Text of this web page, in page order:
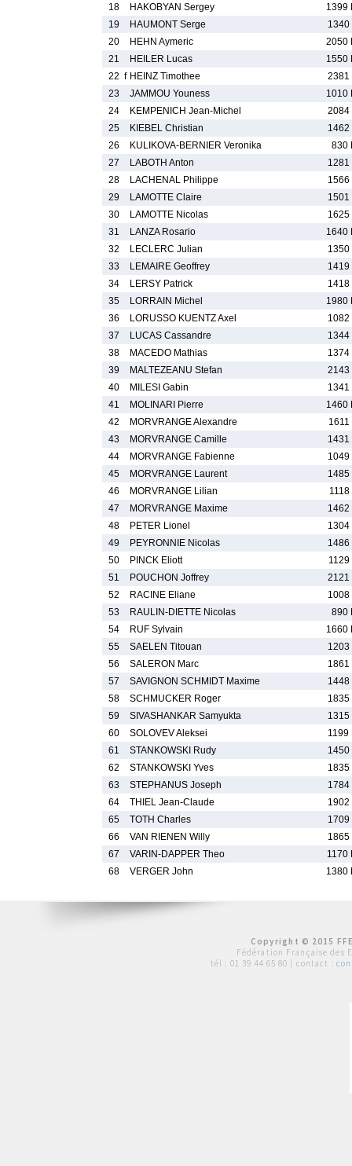
18
HAKOBYAN Sergey
1399
19
HAUMONT Serge
1340
20
HEHN Aymeric
2050
21
HEILER Lucas
1550
22 f HEINZ Timothee
2381
23
JAMMOU Youness
1010
24
KEMPENICH Jean-Michel
2084
25
KIEBEL Christian
1462
26
KULIKOVA-BERNIER Veronika
830
27
LABOTH Anton
1281
28
LACHENAL Philippe
1566
29
LAMOTTE Claire
1501
30
LAMOTTE Nicolas
1625
31
LANZA Rosario
1640
32
LECLERC Julian
1350
33
LEMAIRE Geoffrey
1419
34
LERSY Patrick
1418
35
LORRAIN Michel
1980
36
LORUSSO KUENTZ Axel
1082
37
LUCAS Cassandre
1344
38
MACEDO Mathias
1374
39
MALTEZEANU Stefan
2143
40
MILESI Gabin
1341
41
MOLINARI Pierre
1460
42
MORVRANGE Alexandre
1611
43
MORVRANGE Camille
1431
44
MORVRANGE Fabienne
1049
45
MORVRANGE Laurent
1485
46
MORVRANGE Lilian
1118
47
MORVRANGE Maxime
1462
48
PETER Lionel
1304
49
PEYRONNIE Nicolas
1486
50
PINCK Eliott
1129
51
POUCHON Joffrey
2121
52
RACINE Eliane
1008
53
RAULIN-DIETTE Nicolas
890
54
RUF Sylvain
1660
55
SAELEN Titouan
1203
56
SALERON Marc
1861
57
SAVIGNON SCHMIDT Maxime
1448
58
SCHMUCKER Roger
1835
59
SIVASHANKAR Samyukta
1315
60
SOLOVEV Aleksei
1199
61
STANKOWSKI Rudy
1450
62
STANKOWSKI Yves
1835
63
STEPHANUS Joseph
1784
64
THIEL Jean-Claude
1902
65
TOTH Charles
1709
66
VAN RIENEN Willy
1865
67
VARIN-DAPPER Theo
1170
68
VERGER John 1380
Copyright © 2015
Fédération Française des
tél : 01 39 44 65 80 | contact :